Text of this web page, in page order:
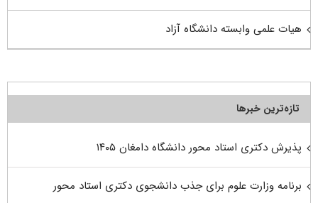
هیات علمی وابسته دانشگاه آزاد
تازه‌ترین خبرها
پذیرش دکتری استاد محور دانشگاه دامغان ۱۴۰۵
برنامه وزارت علوم برای جذب دانشجوی دکتری استاد محور